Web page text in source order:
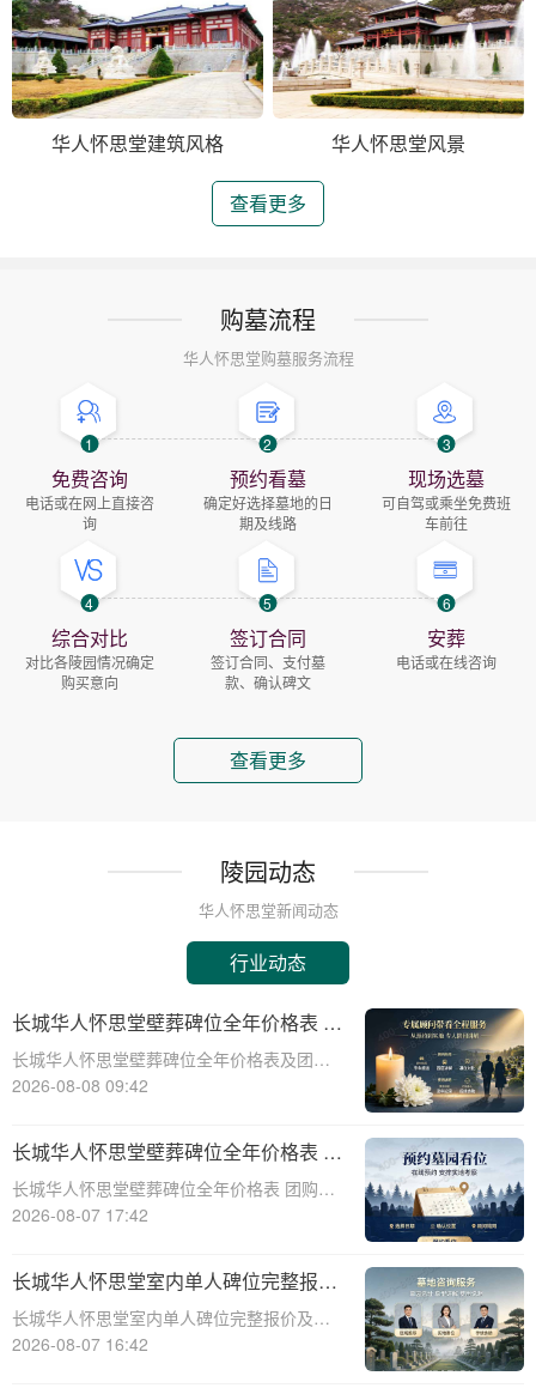
华人怀思堂建筑风格 华人怀思堂风景
查看更多
购墓流程
华人怀思堂购墓服务流程
1
免费咨询
电话或在网上直接咨
询
2
预约看墓
确定好选择墓地的日
期及线路
3
现场选墓
可自驾或乘坐免费班
车前往
4
综合对比
对比各陵园情况确定
购买意向
5
签订合同
签订合同、支付墓
款、确认碑文
6
安葬
电话或在线咨询
查看更多
陵园动态
华人怀思堂新闻动态
行业动态
长城华人怀思堂壁葬碑位全年价格表 团
购享专属折扣福利详解
长城华人怀思堂壁葬碑位全年价格表及团购
专属折扣福利详解☎ 华人怀思堂电话:400-
变，越来越多的人开始选择壁葬作为一种环
保、节约土地的殡葬方式。长城华人怀
2026-08-08 09:42
长城华人怀思堂壁葬碑位全年价格表 团
购享专属折扣福利详解
长城华人怀思堂壁葬碑位全年价格表 团购享
专属折扣福利详解☎ 华人怀思堂电话:400-
化，越来越多的人开始选择壁葬作为一种环
保、节约土地的殡葬方式。长城华人
2026-08-07 17:42
长城华人怀思堂室内单人碑位完整报价
追思厅使用费用减免详解
长城华人怀思堂室内单人碑位完整报价及追
思厅使用费用减免详解☎ 华人怀思堂电
2026-08-07 16:42